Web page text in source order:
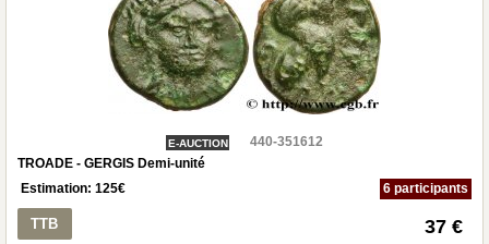
E-AUCTION
440-351612
TROADE - GERGIS Demi-unité
Estimation: 125€ 6 participants
TTB 37 €